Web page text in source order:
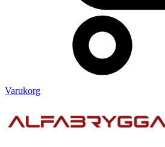
Varukorg